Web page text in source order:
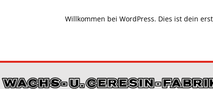
Willkommen bei WordPress. Dies ist dein